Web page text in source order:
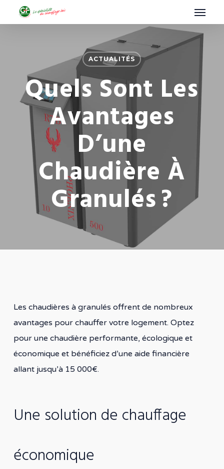
to
Menu
ACTUALITÉS
Quels Sont Les
Avantages
D’une
Chaudière À
Granulés ?
Les chaudières à granulés offrent de nombreux
avantages pour chauffer votre logement. Optez
pour une chaudière performante, écologique et
économique et bénéficiez d’une aide financière
allant jusqu’à 15 000€.
Une solution de chauffage
économique